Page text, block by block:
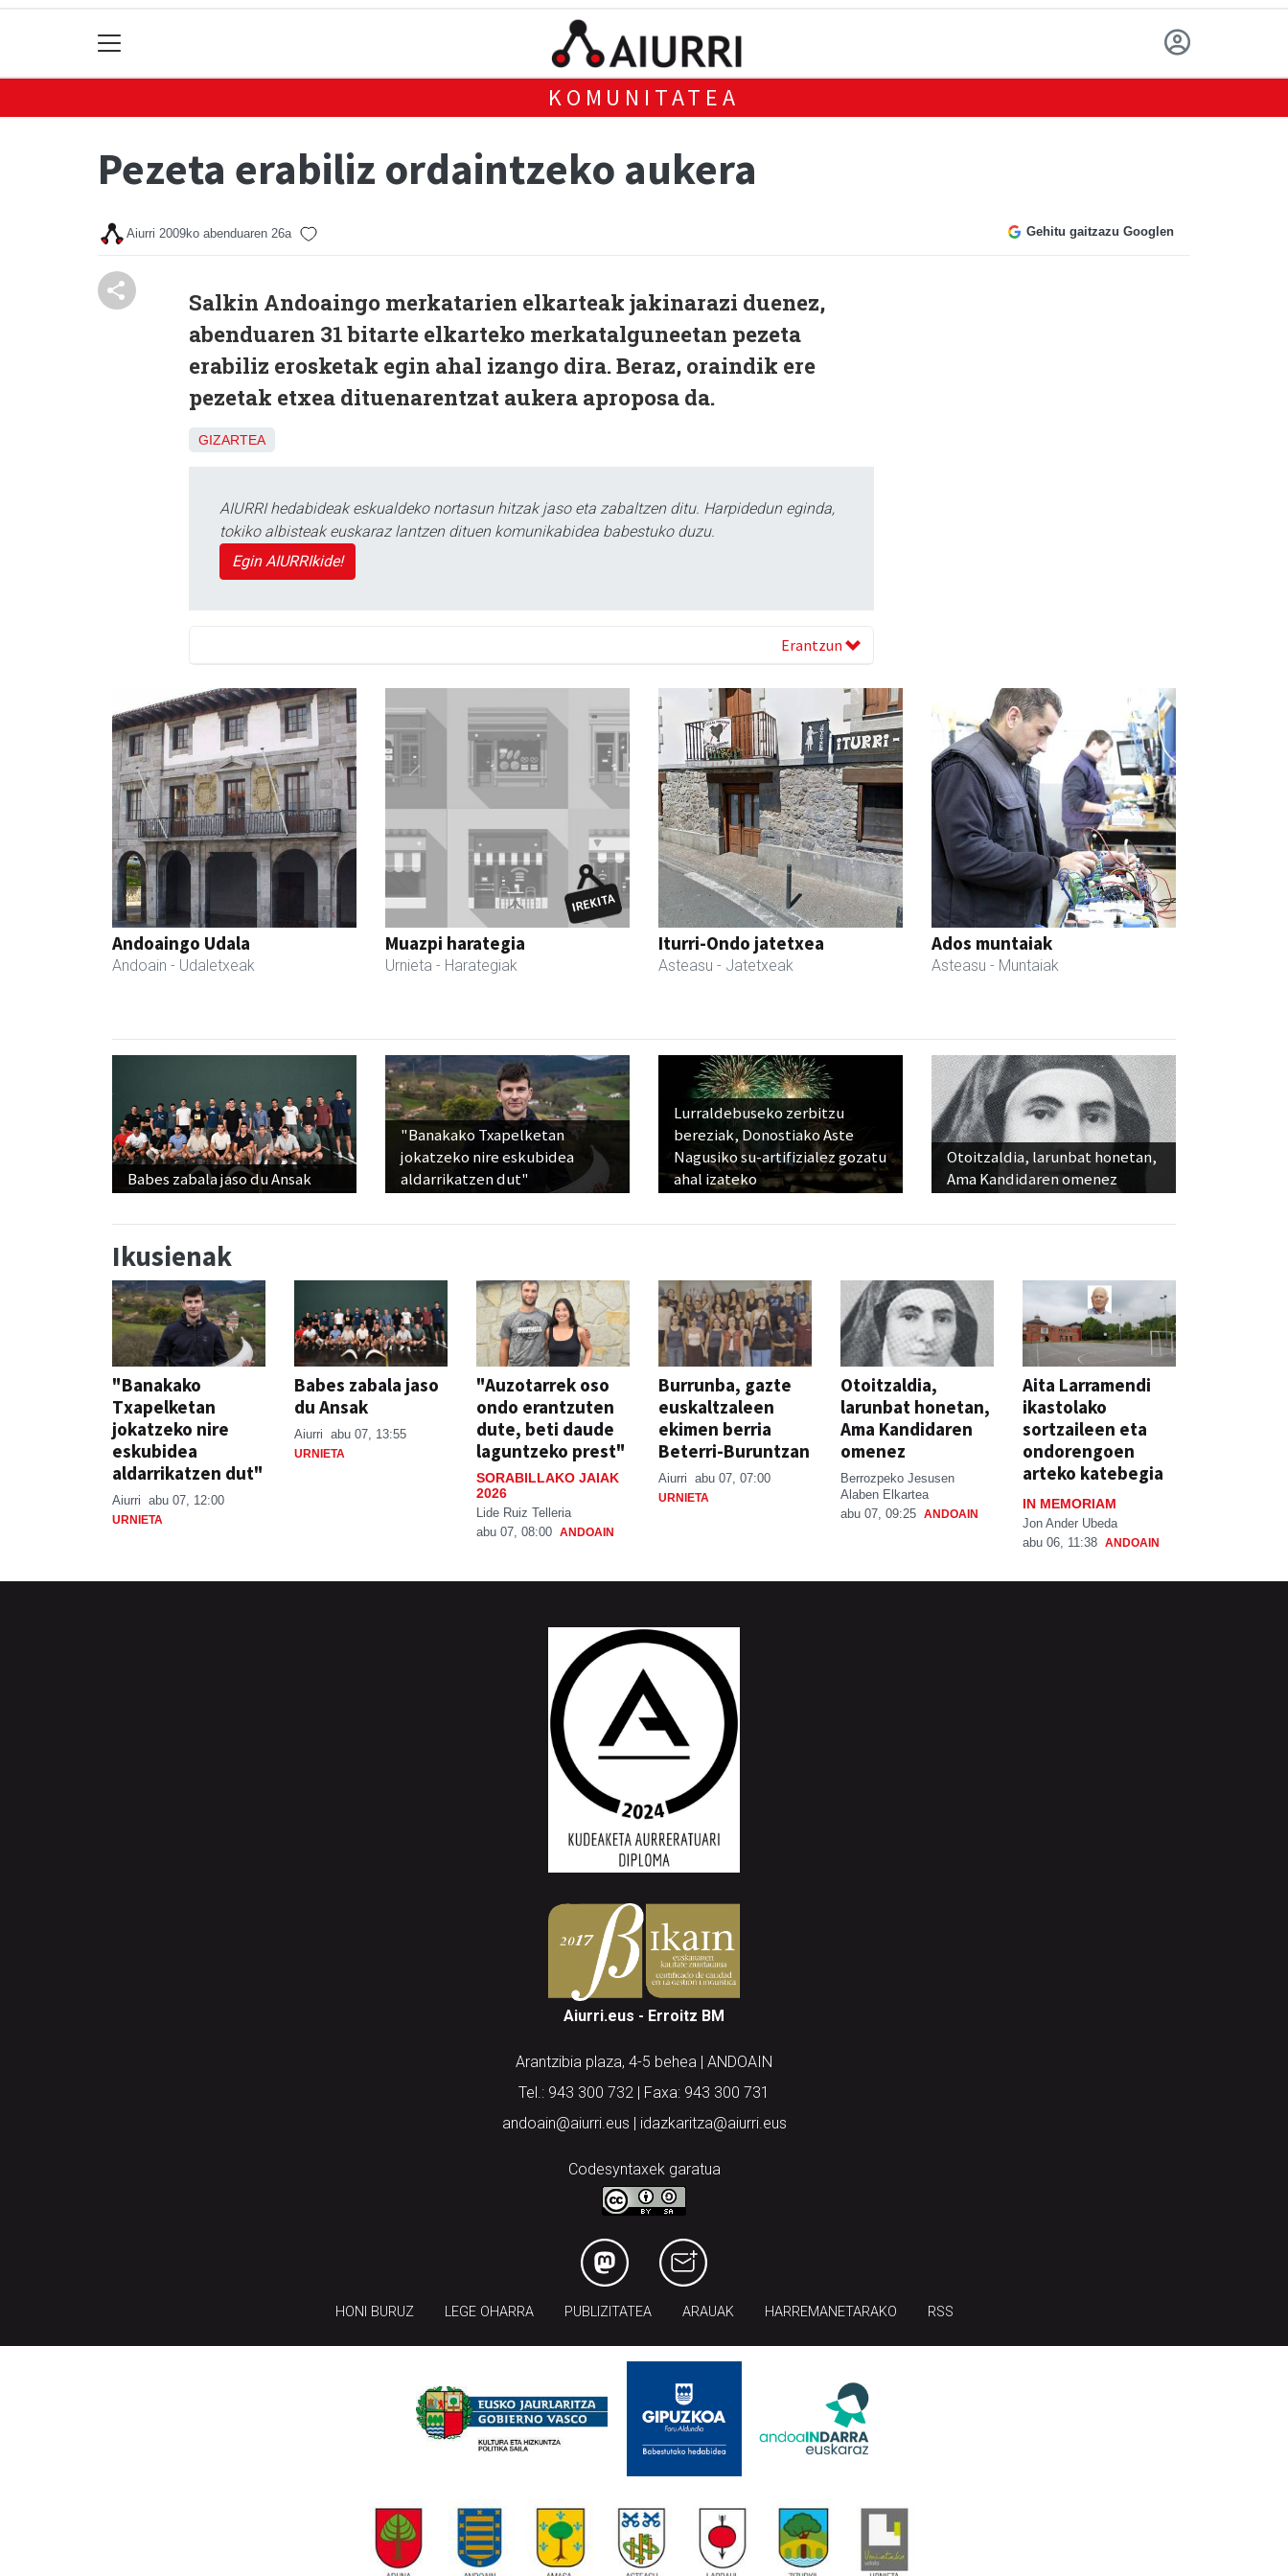
KOMUNITATEA
Pezeta erabiliz ordaintzeko aukera
Aiurri 2009ko abenduaren 26a Gehitu gaitzazu Googlen
Salkin Andoaingo merkatarien elkarteak jakinarazi duenez,
abenduaren 31 bitarte elkarteko merkatalguneetan pezeta
erabiliz erosketak egin ahal izango dira. Beraz, oraindik ere
pezetak etxea dituenarentzat aukera aproposa da.
GIZARTEA
AIURRI hedabideak eskualdeko nortasun hitzak jaso eta zabaltzen ditu. Harpidedun eginda,
tokiko albisteak euskaraz lantzen dituen komunikabidea babestuko duzu.
Egin AIURRIkide!
Erantzun
Andoaingo Udala
Andoain - Udaletxeak
Muazpi harategia
Urnieta - Harategiak
Iturri-Ondo jatetxea
Asteasu - Jatetxeak
Ados muntaiak
Asteasu - Muntaiak
Babes zabala jaso du Ansak
"Banakako Txapelketan
jokatzeko nire eskubidea
aldarrikatzen dut"
Lurraldebuseko zerbitzu
bereziak, Donostiako Aste
Nagusiko su-artifizialez gozatu
ahal izateko
Otoitzaldia, larunbat honetan,
Ama Kandidaren omenez
Ikusienak
"Banakako
Txapelketan
jokatzeko nire
eskubidea
aldarrikatzen dut"
Aiurri abu 07, 12:00
URNIETA
Babes zabala jaso
du Ansak
Aiurri abu 07, 13:55
URNIETA
"Auzotarrek oso
ondo erantzuten
dute, beti daude
laguntzeko prest"
SORABILLAKO JAIAK
2026
Lide Ruiz Telleria
abu 07, 08:00 ANDOAIN
Burrunba, gazte
euskaltzaleen
ekimen berria
Beterri-Buruntzan
Aiurri abu 07, 07:00
URNIETA
Otoitzaldia,
larunbat honetan,
Ama Kandidaren
omenez
Berrozpeko Jesusen
Alaben Elkartea
abu 07, 09:25 ANDOAIN
Aita Larramendi
ikastolako
sortzaileen eta
ondorengoen
arteko katebegia
IN MEMORIAM
Jon Ander Ubeda
abu 06, 11:38 ANDOAIN
Aiurri.eus - Erroitz BM
Arantzibia plaza, 4-5 behea | ANDOAIN
Tel.: 943 300 732 | Faxa: 943 300 731
andoain@aiurri.eus | idazkaritza@aiurri.eus
Codesyntaxek garatua
HONI BURUZ LEGE OHARRA PUBLIZITATEA ARAUAK HARREMANETARAKO RSS